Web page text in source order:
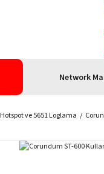
Network
Hotspot ve 5651 Loglama